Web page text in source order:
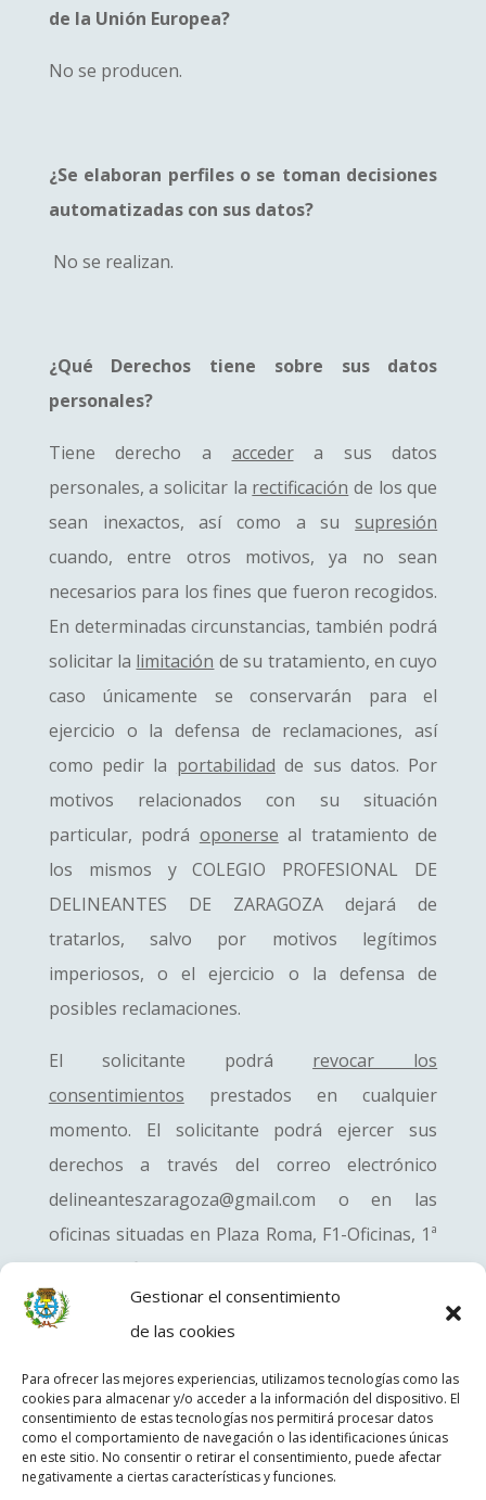
Gestionar el consentimiento
de las cookies
Para ofrecer las mejores experiencias, utilizamos tecnologías como las
cookies para almacenar y/o acceder a la información del dispositivo. El
consentimiento de estas tecnologías nos permitirá procesar datos
como el comportamiento de navegación o las identificaciones únicas
en este sitio. No consentir o retirar el consentimiento, puede afectar
negativamente a ciertas características y funciones.
de la Unión Europea?
No se producen.
¿Se elaboran perfiles o se toman decisiones
automatizadas con sus datos?
No se realizan.
¿Qué Derechos tiene sobre sus datos
personales?
Tiene derecho a accedera sus datos
personales, a solicitar la rectificación de los que
sean inexactos, así como a susupresión
cuando, entre otros motivos, ya no sean
necesarios para los fines que fueron recogidos.
En determinadas circunstancias, también podrá
solicitar la limitación de su tratamiento, en cuyo
caso únicamente se conservarán para el
ejercicio o la defensa de reclamaciones, así
como pedir la portabilidad de sus datos. Por
motivos relacionados con su situación
particular, podrá oponerse al tratamiento de
los mismos y COLEGIO PROFESIONAL DE
DELINEANTES DE ZARAGOZA dejará de
tratarlos, salvo por motivos legítimos
imperiosos, o el ejercicio o la defensa de
posibles reclamaciones.
El solicitante podrá revocar los
consentimientos prestados en cualquier
momento. El solicitante podrá ejercer sus
derechos a través del correo electrónico
delineanteszaragoza@gmail.com o en las
oficinas situadas en Plaza Roma, F1-Oficinas, 1ª
Planta, Oficina 13, Código Postal 50010 de
Zaragoza, adjuntando fotocopia del DNI e
indicando el derecho que ejercita. Ud. también
podrá presentar una reclamación ante la
Agencia Española de Protección de Datos.